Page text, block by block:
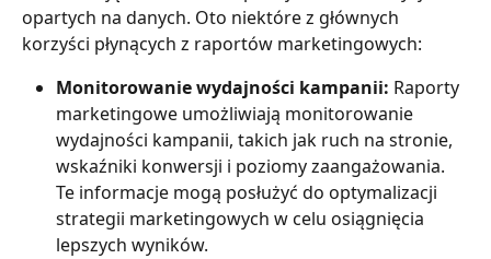
opartych na danych. Oto niektóre z głównych
korzyści płynących z raportów marketingowych:
Monitorowanie wydajności kampanii: Raporty
marketingowe umożliwiają monitorowanie
wydajności kampanii, takich jak ruch na stronie,
wskaźniki konwersji i poziomy zaangażowania.
Te informacje mogą posłużyć do optymalizacji
strategii marketingowych w celu osiągnięcia
lepszych wyników.